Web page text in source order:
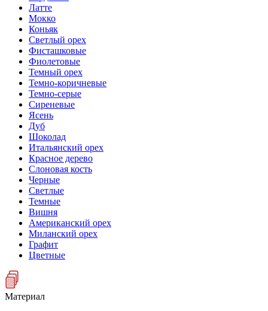
Латте
Мокко
Коньяк
Светлый орех
Фисташковые
Фиолетовые
Темный орех
Темно-коричневые
Темно-серые
Сиреневые
Ясень
Дуб
Шоколад
Итальянский орех
Красное дерево
Слоновая кость
Черные
Светлые
Темные
Вишня
Американский орех
Миланский орех
Графит
Цветные
Материал